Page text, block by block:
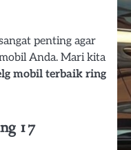
penting agar
Anda. Mari kita
mobil terbaik ring
17